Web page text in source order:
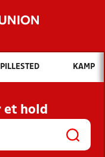
vil du søge efter?
OG NYHEDER
KLUBBER OG
KAMP
et hold